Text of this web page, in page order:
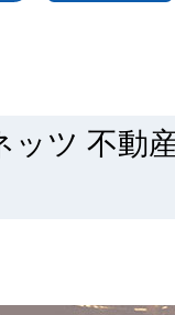
空室
ッツ 不動